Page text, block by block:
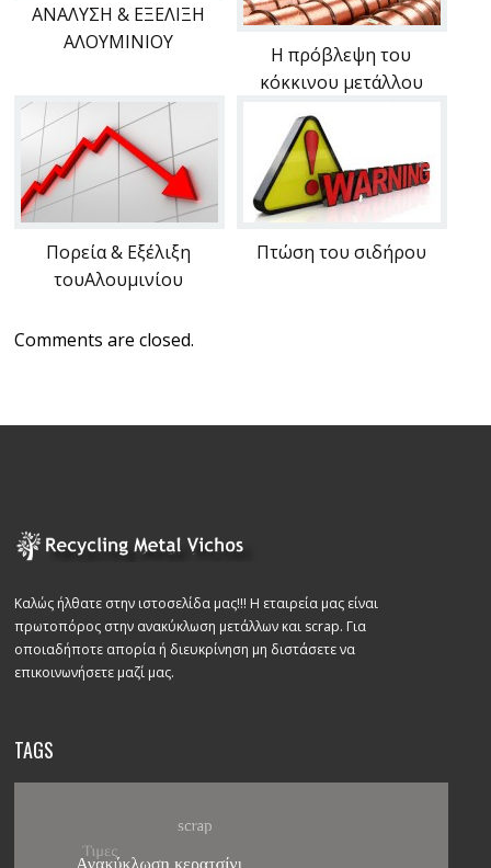
ΑΝΑΛΥΣΗ & ΕΞΕΛΙΞΗ
ΑΛΟΥΜΙΝΙΟΥ
Η πρόβλεψη του
κόκκινου μετάλλου
Πορεία & Εξέλιξη
τουΑλουμινίου
Πτώση του σιδήρου
Comments are closed.
Καλώς ήλθατε στην ιστοσελίδα μας!!! Η εταιρεία μας είναι
πρωτοπόρος στην ανακύκλωση μετάλλων και scrap. Για
οποιαδήποτε απορία ή διευκρίνηση μη διστάσετε να
επικοινωνήσετε μαζί μας.
TAGS